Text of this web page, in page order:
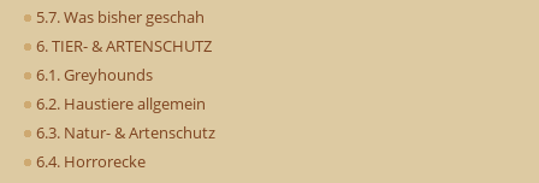
5.7. Was bisher geschah
6. TIER- & ARTENSCHUTZ
6.1. Greyhounds
6.2. Haustiere allgemein
6.3. Natur- & Artenschutz
6.4. Horrorecke